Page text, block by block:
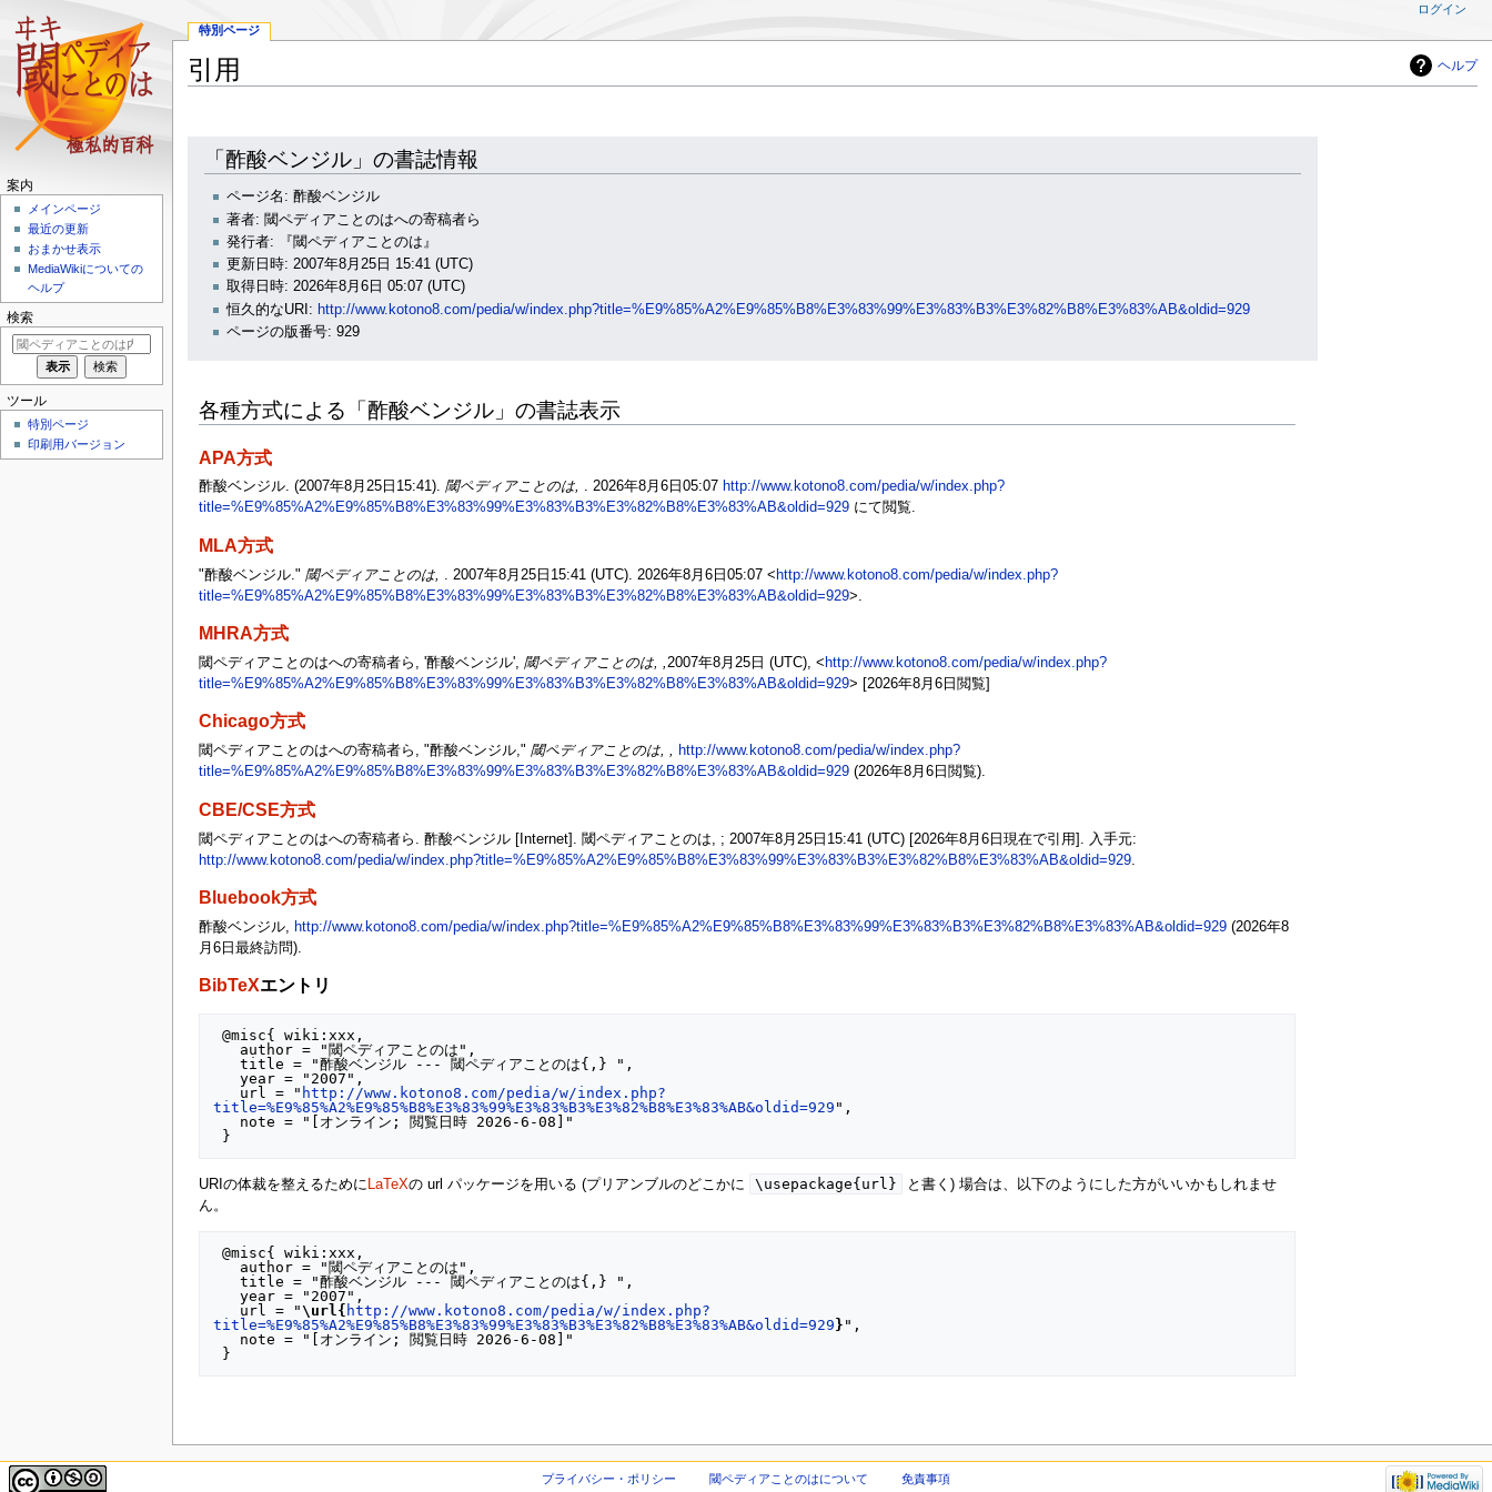
ヘルプ
引用
「酢酸ベンジル」の書誌情報
ページ名: 酢酸ベンジル
著者: 閾ペディアことのはへの寄稿者ら
発行者: 『閾ペディアことのは』
更新日時: 2007年8月25日 15:41 (UTC)
取得日時: 2026年8月6日 05:07 (UTC)
恒久的なURI: http://www.kotono8.com/pedia/w/index.php?title=%E9%85%A2%E9%85%B8%E3%83%99%E3%83%B3%E3%82%B8%E3%83%AB&oldid=929
ページの版番号: 929
各種方式による「酢酸ベンジル」の書誌表示
APA方式
酢酸ベンジル. (2007年8月25日15:41). 閾ペディアことのは, . 2026年8月6日05:07 http://www.kotono8.com/pedia/w/index.php?
title=%E9%85%A2%E9%85%B8%E3%83%99%E3%83%B3%E3%82%B8%E3%83%AB&oldid=929にて閲覧.
MLA方式
"酢酸ベンジル." 閾ペディアことのは, . 2007年8月25日15:41 (UTC). 2026年8月6日05:07 < http://www.kotono8.com/pedia/w/index.php?
title=%E9%85%A2%E9%85%B8%E3%83%99%E3%83%B3%E3%82%B8%E3%83%AB&oldid=929>.
MHRA方式
閾ペディアことのはへの寄稿者ら, '酢酸ベンジル', 閾ペディアことのは, ,2007年8月25日 (UTC), < http://www.kotono8.com/pedia/w/index.php?
title=%E9%85%A2%E9%85%B8%E3%83%99%E3%83%B3%E3%82%B8%E3%83%AB&oldid=929> [2026年8月6日閲覧]
Chicago方式
閾ペディアことのはへの寄稿者ら, "酢酸ベンジル," 閾ペディアことのは, , http://www.kotono8.com/pedia/w/index.php?
title=%E9%85%A2%E9%85%B8%E3%83%99%E3%83%B3%E3%82%B8%E3%83%AB&oldid=929(2026年8月6日閲覧).
CBE/CSE方式
閾ペディアことのはへの寄稿者ら. 酢酸ベンジル [Internet]. 閾ペディアことのは, ; 2007年8月25日15:41 (UTC) [2026年8月6日現在で引用]. 入手元:
http://www.kotono8.com/pedia/w/index.php?title=%E9%85%A2%E9%85%B8%E3%83%99%E3%83%B3%E3%82%B8%E3%83%AB&oldid=929.
Bluebook方式
酢酸ベンジル, http://www.kotono8.com/pedia/w/index.php?title=%E9%85%A2%E9%85%B8%E3%83%99%E3%83%B3%E3%82%B8%E3%83%AB&oldid=929(2026年8
月6日最終訪問).
BibTeXエントリ
@misc{ wiki:xxx,
   title = "酢酸ベンジル --- 閾ペディアことのは{,} ",
   year = "2007",
   url = "
http://www.kotono8.com/pedia/w/index.php?
title=%E9%85%A2%E9%85%B8%E3%83%99%E3%83%B3%E3%82%B8%E3%83%AB&oldid=929 ",
URIの体裁を整えるために LaTeXの url パッケージを用いる (プリアンブルのどこかに \usepackage{url}
と書く) 場合は、以下のようにした方がいいかもしれませ
ん。
@misc{ wiki:xxx,
   title = "酢酸ベンジル --- 閾ペディアことのは{,} ",
   year = "2007",
   url = "
\url{ http://www.kotono8.com/pedia/w/index.php?
title=%E9%85%A2%E9%85%B8%E3%83%99%E3%83%B3%E3%82%B8%E3%83%AB&oldid=929 } ",
特別ページ
ログイン
案内
メインページ
最近の更新
おまかせ表示
MediaWikiについての
ヘルプ
検索
ツール
特別ページ
印刷用バージョン
プライバシー・ポリシー 閾ペディアことのはについて 免責事項